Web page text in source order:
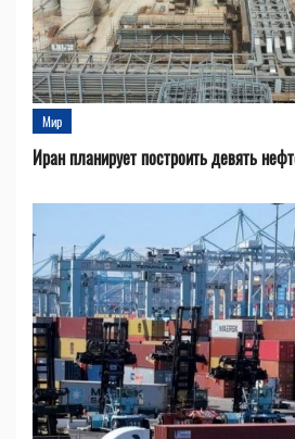
Мир
Иран планирует построить девять